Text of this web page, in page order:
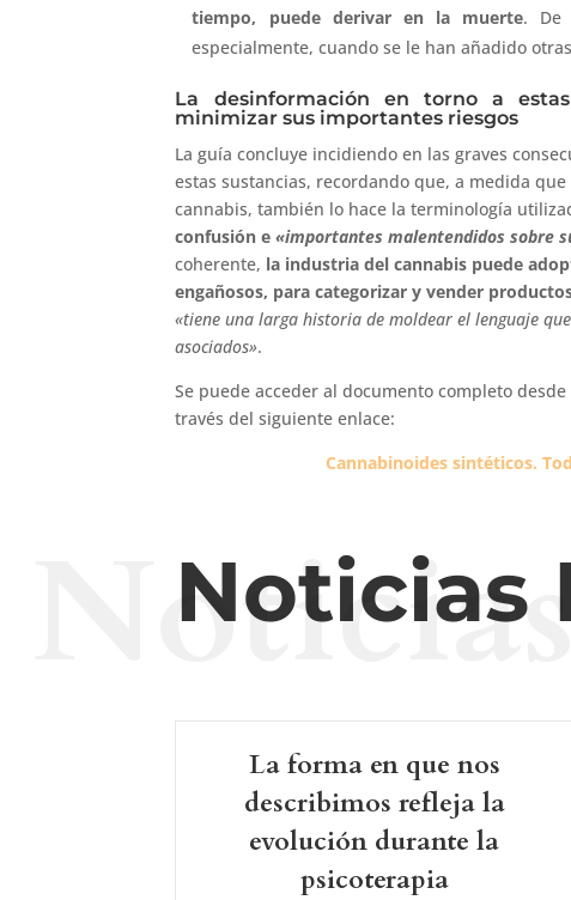
tiempo, puede derivar en la muerte. De
especialmente, cuando se le han añadido
La desinformación en torno a
minimizar sus importantes riesgos
La guía concluye incidiendo en las graves
estas sustancias, recordando que, a medida
cannabis, también lo hace la terminología
confusión e«importantes malentendidos sobre
coherente, la industria del cannabis puede
engañosos, para categorizar y vender
«tiene una larga historia de moldear el lenguaje
asociados».
Se puede acceder al documento completo
través del siguiente enlace:
Cannabinoides sintéticos.
Noticias
La forma en que nos
describimos refleja la
evolución durante la
psicoterapia